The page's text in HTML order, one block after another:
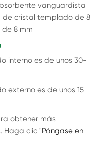
vanguardista
de cristal templado de 8
8 mm
interno es de unos 30-
externo es de unos 15
obtener más
Haga clic "Póngase en